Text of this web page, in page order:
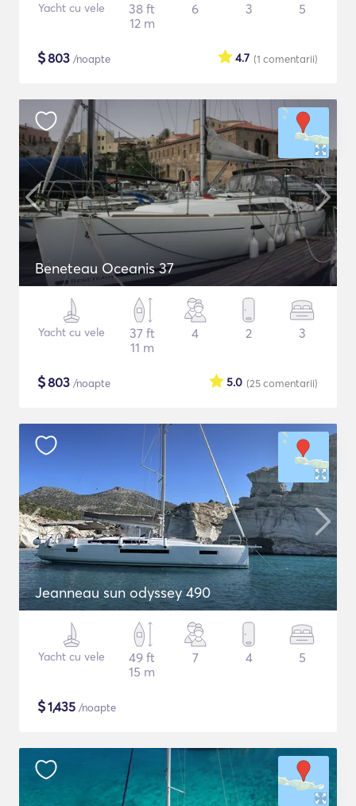
Yacht cu vele
38 ft
12 m
6 3 5
$803 /noapte (1 comentarii)
4.7
Beneteau Oceanis 37
Yacht cu vele
37 ft
11 m
4 2 3
$803 /noapte (25comentarii)
5.0
Jeanneau sun odyssey 490
Yacht cu vele
49 ft
15 m
7 4 5
$1,435 /noapte